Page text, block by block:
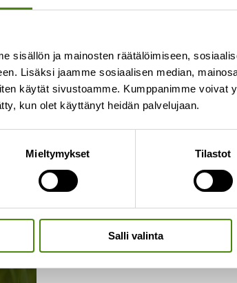
sisällön ja mainosten räätälöimiseen,
Lisäksi jaamme sosiaalisen median,
käytät sivustoamme. Kumppanimme voivat
kun olet käyttänyt heidän palvelujaan.
Mieltymykset Tilastot
Salli valinta
16.7.2026
Syksyn lähestyessä ampiaiset
alkaa olla niukkaa. Kiukkuiset
tyhjentäjällekin. Kiinteistönhaltijana
Lue lisää »